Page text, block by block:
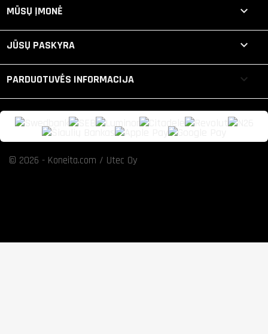
MŪSŲ ĮMONĖ 
JŪSŲ PASKYRA 
PARDUOTUVĖS INFORMACIJA keyboard_arrow_down
© 2026 - Koneita.com / Utec Oy